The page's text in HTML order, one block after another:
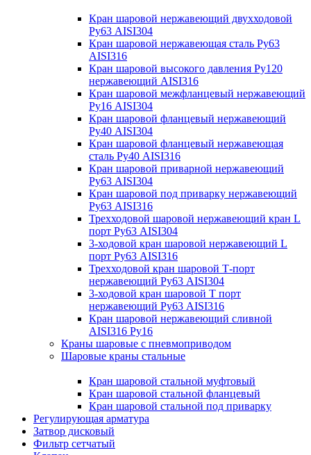
Кран шаровой нержавеющий двухходовой
Ру63 AISI304
Кран шаровой нержавеющая сталь Ру63
AISI316
Кран шаровой высокого давления Ру120
нержавеющий AISI316
Кран шаровой межфланцевый нержавеющий
Ру16 AISI304
Кран шаровой фланцевый нержавеющий
Ру40 AISI304
Кран шаровой фланцевый нержавеющая
сталь Ру40 AISI316
Кран шаровой приварной нержавеющий
Ру63 AISI304
Кран шаровой под приварку нержавеющий
Ру63 AISI316
Трехходовой шаровой нержавеющий кран L
порт Ру63 AISI304
3-ходовой кран шаровой нержавеющий L
порт Ру63 AISI316
Трехходовой кран шаровой Т-порт
нержавеющий Ру63 AISI304
3-ходовой кран шаровой Т порт
нержавеющий Ру63 AISI316
Кран шаровой нержавеющий сливной
AISI316 Ру16
Краны шаровые с пневмоприводом
Шаровые краны стальные
Кран шаровой стальной муфтовый
Кран шаровой стальной фланцевый
Кран шаровой стальной под приварку
Регулирующая арматура
Затвор дисковый
Фильтр сетчатый